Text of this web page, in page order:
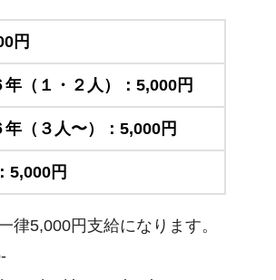
円
年（１・２人）：5,000円
年（３人〜）：5,000円
5,000円
律5,000円支給になります。